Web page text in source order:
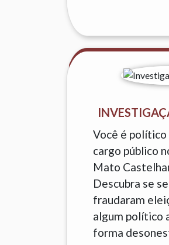
Você é político
cargo público
Mato
Descubra se
fraudaram
algum político
forma